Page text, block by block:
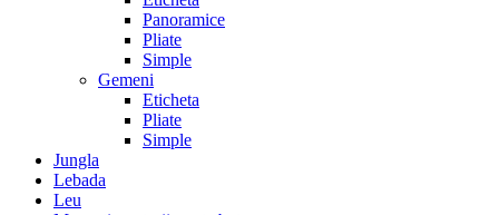
Panoramice
Pliate
Simple
Gemeni
Eticheta
Pliate
Simple
Jungla
Lebada
Leu